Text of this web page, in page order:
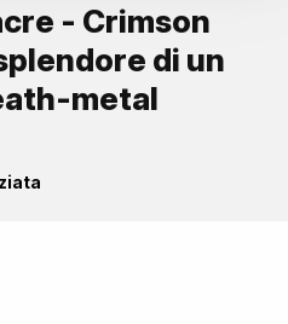
- Crimson
di un
metal